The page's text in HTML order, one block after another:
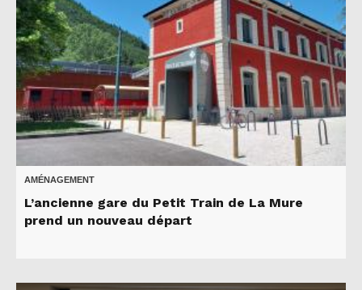
AMÉNAGEMENT
L’ancienne gare du Petit Train de La Mure
prend un nouveau départ